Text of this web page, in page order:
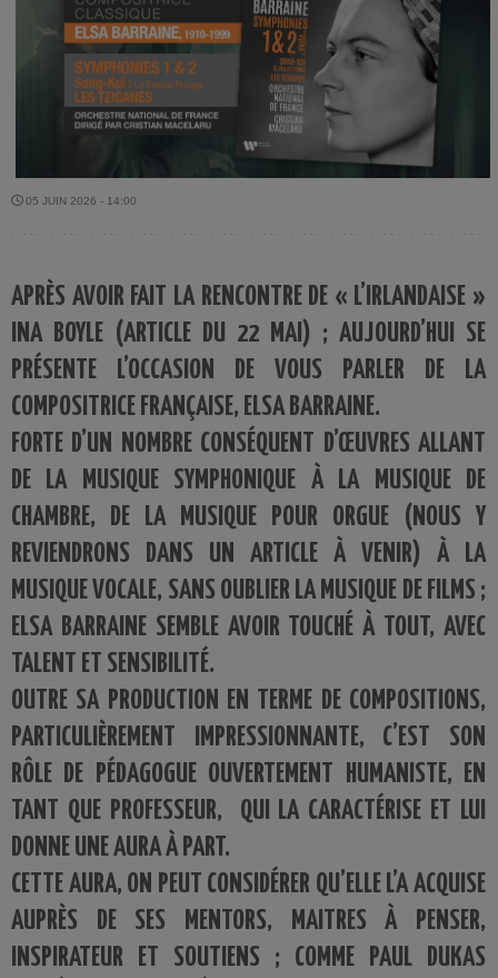
05 JUIN 2026 - 14:00
APRÈS AVOIR FAIT LA RENCONTRE DE « L’IRLANDAISE »
INA BOYLE (ARTICLE DU 22 MAI) ; AUJOURD’HUI SE
PRÉSENTE L’OCCASION DE VOUS PARLER DE LA
COMPOSITRICE FRANÇAISE, ELSA BARRAINE.
FORTE D’UN NOMBRE CONSÉQUENT D’ŒUVRES ALLANT
DE LA MUSIQUE SYMPHONIQUE À LA MUSIQUE DE
CHAMBRE, DE LA MUSIQUE POUR ORGUE (NOUS Y
REVIENDRONS DANS UN ARTICLE À VENIR) À LA
MUSIQUE VOCALE, SANS OUBLIER LA MUSIQUE DE FILMS ;
ELSA BARRAINE SEMBLE AVOIR TOUCHÉ À TOUT, AVEC
TALENT ET SENSIBILITÉ.
OUTRE SA PRODUCTION EN TERME DE COMPOSITIONS,
PARTICULIÈREMENT IMPRESSIONNANTE, C’EST SON
RÔLE DE PÉDAGOGUE OUVERTEMENT HUMANISTE, EN
TANT QUE PROFESSEUR, QUI LA CARACTÉRISE ET LUI
DONNE UNE AURA À PART.
CETTE AURA, ON PEUT CONSIDÉRER QU’ELLE L’A ACQUISE
AUPRÈS DE SES MENTORS, MAITRES À PENSER,
INSPIRATEUR ET SOUTIENS ; COMME PAUL DUKAS